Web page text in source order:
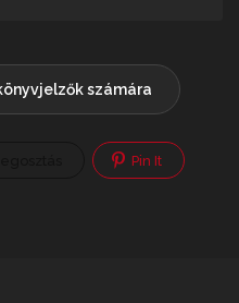
számára
Pin It